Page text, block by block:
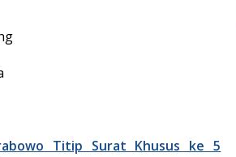
Titip Surat Khusus ke 5